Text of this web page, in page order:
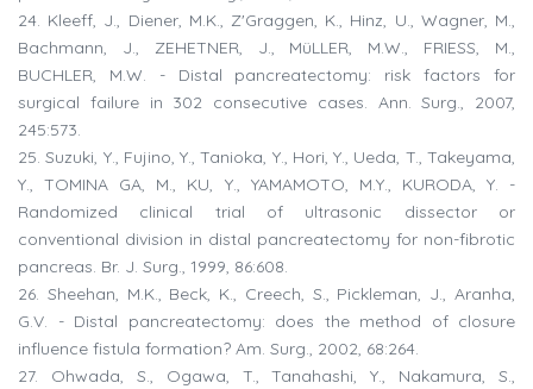
24. Kleeff, J., Diener, M.K., Z'Graggen, K., Hinz, U., Wagner, M.,
Bachmann, J., ZEHETNER, J., MüLLER, M.W., FRIESS, M.,
BUCHLER, M.W. - Distal pancreatectomy: risk factors for
surgical failure in 302 consecutive cases. Ann. Surg., 2007,
245:573.
25. Suzuki, Y., Fujino, Y., Tanioka, Y., Hori, Y., Ueda, T., Takeyama,
Y., TOMINA GA, M., KU, Y., YAMAMOTO, M.Y., KURODA, Y. -
Randomized clinical trial of ultrasonic dissector or
conventional division in distal pancreatectomy for non-fibrotic
pancreas. Br. J. Surg., 1999, 86:608.
26. Sheehan, M.K., Beck, K., Creech, S., Pickleman, J., Aranha,
G.V. - Distal pancreatectomy: does the method of closure
influence fistula formation? Am. Surg., 2002, 68:264.
27. Ohwada, S., Ogawa, T., Tanahashi, Y., Nakamura, S.,